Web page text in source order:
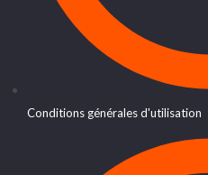
Conditions générales d'utilisation